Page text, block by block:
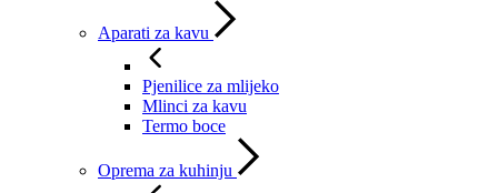
Aparati za kavu
Pjenilice za mlijeko
Mlinci za kavu
Termo boce
Oprema za kuhinju